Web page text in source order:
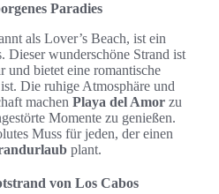
Paradies
als Lover’s Beach, ist ein
Dieser wunderschöne Strand ist
und bietet eine romantische
Die ruhige Atmosphäre und
machen Playa del Amor zu
Momente zu genießen.
Muss für jeden, der einen
plant.
von Los Cabos